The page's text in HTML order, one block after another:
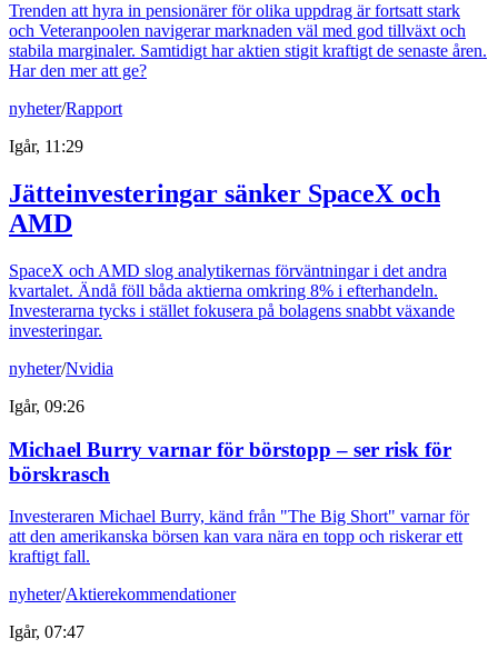
Trenden att hyra in pensionärer för olika uppdrag är fortsatt stark
och Veteranpoolen navigerar marknaden väl med god tillväxt och
stabila marginaler. Samtidigt har aktien stigit kraftigt de senaste åren.
Har den mer att ge?
nyheter/Rapport
Igår, 11:29
Jätteinvesteringar sänker SpaceX och
AMD
SpaceX och AMD slog analytikernas förväntningar i det andra
kvartalet. Ändå föll båda aktierna omkring 8% i efterhandeln.
Investerarna tycks i stället fokusera på bolagens snabbt växande
investeringar.
nyheter/Nvidia
Igår, 09:26
Michael Burry varnar för börstopp – ser risk för
börskrasch
Investeraren Michael Burry, känd från "The Big Short" varnar för
att den amerikanska börsen kan vara nära en topp och riskerar ett
kraftigt fall.
nyheter/Aktierekommendationer
Igår, 07:47